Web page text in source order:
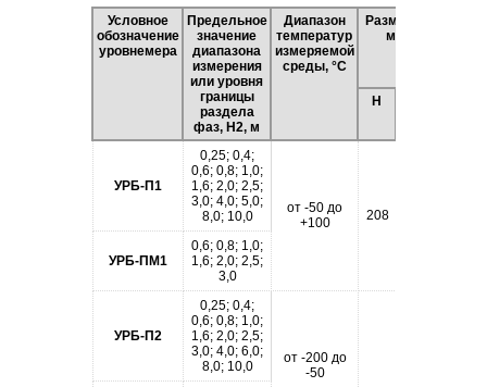
Условное
обозначение
уровнемера
Предельное
значение
диапа­зона
измерения
или уровня
границы
раздела
фаз, Н2, м
Диапазон
температур
измеряемой
среды, °С
Размеры,
мм
Н
УРБ-П1
0,25; 0,4;
0,6; 0,8; 1,0;
1,6; 2,0; 2,5;
3,0; 4,0; 5,0;
8,0; 10,0
от -50 до
+100
208
УРБ-ПМ1
0,6; 0,8; 1,0;
1,6; 2,0; 2,5;
3,0
УРБ-П2
0,25; 0,4;
0,6; 0,8; 1,0;
1,6; 2,0; 2,5;
3,0; 4,0; 6,0;
8,0; 10,0
от -200 до
-50